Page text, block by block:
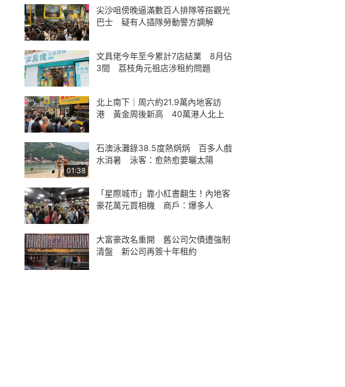
尖沙咀傍晚逼滿數百人排隊等搭觀光
巴士 疑有人插隊勞動警方調解
文具佬今年至今累計7店結業 8月佔
3間 荔枝角元祖店涉租約問題
北上南下｜周六約21.9萬內地客訪
港 黃金周後新高 40萬港人北上
01:38
石澳泳灘錄38.5度熱焫焫 百多人戲
水消暑 泳客：愈熱愈要曬太陽
「星際城市」靠小紅書翻生！內地客
豪花萬元買相機 商戶：爆多人
大富豪改名重開 舊公司欠債遭強制
清盤 新公司再簽十年租約